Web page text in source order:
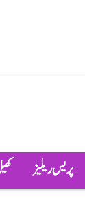
پریس ریلیز